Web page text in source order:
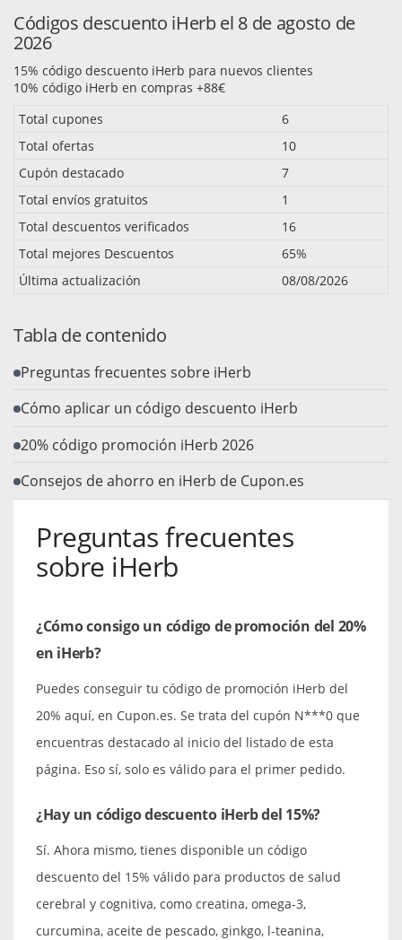
Códigos descuento iHerb el 8 de agosto de
2026
15% código descuento iHerb para nuevos clientes
10% código iHerb en compras +88€
Total cupones
6
Total ofertas
10
Cupón destacado
7
Total envíos gratuitos
1
Total descuentos verificados
16
Total mejores Descuentos
65%
Última actualización
08/08/2026
Tabla de contenido
Preguntas frecuentes sobre iHerb
Cómo aplicar un código descuento iHerb
20% código promoción iHerb 2026
Consejos de ahorro en iHerb de Cupon.es
Preguntas frecuentes
sobre iHerb
¿Cómo consigo un código de promoción del 20%
en iHerb?
Puedes conseguir tu código de promoción iHerb del
20% aquí, en Cupon.es. Se trata del cupón N***0 que
encuentras destacado al inicio del listado de esta
página. Eso sí, solo es válido para el primer pedido.
¿Hay un código descuento iHerb del 15%?
Sí. Ahora mismo, tienes disponible un código
descuento del 15% válido para productos de salud
cerebral y cognitiva, como creatina, omega-3,
curcumina, aceite de pescado, ginkgo, l-teanina,